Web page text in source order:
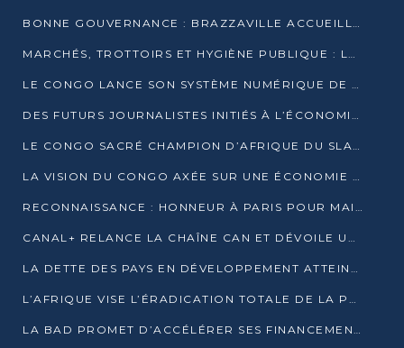
BONNE GOUVERNANCE : BRAZZAVILLE ACCUEILLE LES PREMIÈRES JOURNÉES CONGOLAISES DE L’ÉVALUATION
MARCHÉS, TROTTOIRS ET HYGIÈNE PUBLIQUE : LE GOUVERNEMENT DURCIT LE TON
LE CONGO LANCE SON SYSTÈME NUMÉRIQUE DE VÉRIFICATION DU BOIS
DES FUTURS JOURNALISTES INITIÉS À L’ÉCONOMIE BLEUE DURABLE
LE CONGO SACRÉ CHAMPION D’AFRIQUE DU SLAM 2025
LA VISION DU CONGO AXÉE SUR UNE ÉCONOMIE BAS CARBONE AU RENDEZ-VOUS DE MONACO 2025
RECONNAISSANCE : HONNEUR À PARIS POUR MAIXENT RAOUL OMINGA
CANAL+ RELANCE LA CHAÎNE CAN ET DÉVOILE UNE OFFRE EXCEPTIONNELLE POUR DÉCEMBRE
LA DETTE DES PAYS EN DÉVELOPPEMENT ATTEINT UN SOMMET HISTORIQUE ENTRE 2022 ET 2024
L’AFRIQUE VISE L’ÉRADICATION TOTALE DE LA POLIOMYÉLITE D’ICI 2026
LA BAD PROMET D’ACCÉLÉRER SES FINANCEMENTS AVEC LE MINISTÈRE DE L’ASSAINISSEMENT